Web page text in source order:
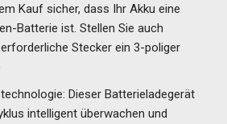
Kauf sicher, dass Ihr Akku eine
Batterie ist. Stellen Sie auch
Stecker ein 3-poliger
Dieser Batterieladegerät
intelligent überwachen und